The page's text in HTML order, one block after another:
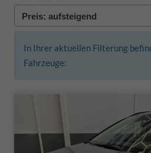
In Ihrer aktuellen Filterung
Fahrzeuge: